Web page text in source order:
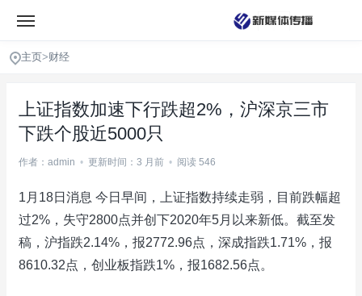
主页>财经
上证指数加速下行跌超2%，沪深京三市
下跌个股近5000只
作者：admin • 更新时间：3 月前 • 阅读 546
1月18日消息 今日早间，上证指数持续走弱，目前跌幅超
过2%，失守2800点并创下2020年5月以来新低。截至发
稿，沪指跌2.14%，报2772.96点，深成指跌1.71%，报
8610.32点，创业板指跌1%，报1682.56点。